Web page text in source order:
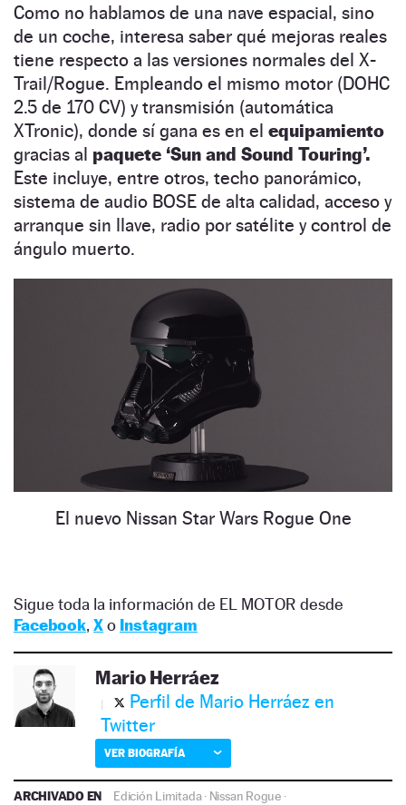
Como no hablamos de una nave espacial, sino
de un coche, interesa saber qué mejoras reales
tiene respecto a las versiones normales del X-
Trail/Rogue. Empleando el mismo motor (DOHC
2.5 de 170 CV) y transmisión (automática
XTronic), donde sí gana es en el equipamiento
gracias al paquete ‘Sun and Sound Touring’.
Este incluye, entre otros, techo panorámico,
sistema de audio BOSE de alta calidad, acceso y
arranque sin llave, radio por satélite y control de
ángulo muerto.
El nuevo Nissan Star Wars Rogue One
Sigue toda la información de EL MOTOR desde
Facebook, Xo Instagram
Mario Herráez
Perfil de Mario Herráez en
Twitter
VER BIOGRAFÍA
ARCHIVADO EN Edición Limitada· Nissan Rogue·